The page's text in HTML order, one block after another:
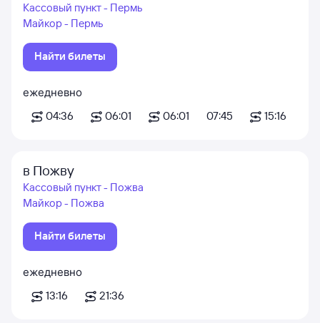
Кассовый пункт - Пермь
Майкор - Пермь
Найти билеты
ежедневно
04:36
06:01 06:01 07:45 15:16
в Пожву
Кассовый пункт - Пожва
Майкор - Пожва
Найти билеты
ежедневно
13:16
21:36